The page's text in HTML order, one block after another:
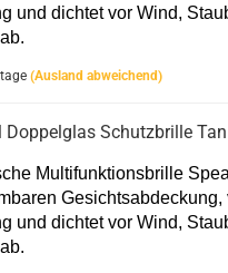
und dichtet vor Wind,
(Ausland abweichend)
Doppelglas Schutzbrille
Multifunktionsbrille
Gesichtsabdeckung,
und dichtet vor Wind,